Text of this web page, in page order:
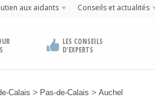
aux aidants Conseils et actualités
LES CONSEILS
D'EXPERTS
Calais > Pas-de-Calais > Auchel